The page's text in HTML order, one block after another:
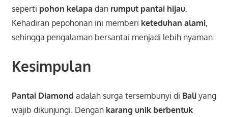
seperti pohon kelapa dan rumput pantai hijau.
Kehadiran pepohonan ini memberi keteduhan alami,
sehingga pengalaman bersantai menjadi lebih nyaman.
Kesimpulan
Pantai Diamond adalah surga tersembunyi di Baliyang
wajib dikunjungi. Dengan karang unik berbentuk